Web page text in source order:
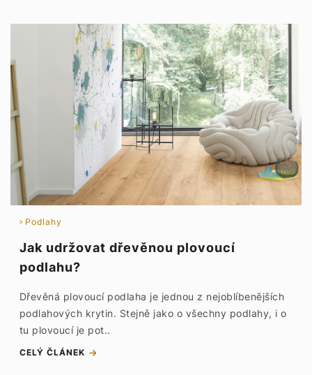
Podlahy
Jak udržovat dřevěnou plovoucí
podlahu?
Dřevěná plovoucí podlaha je jednou z nejoblíbenějších
podlahových krytin. Stejně jako o všechny podlahy, i o
tu plovoucí je pot..
CELÝ ČLÁNEK